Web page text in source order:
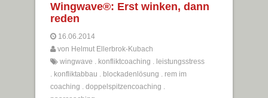
Wingwave®: Erst winken, dann
reden
16.06.2014
von Helmut Ellerbrok-Kubach
wingwave . konfliktcoaching . leistungsstress
. konfliktabbau . blockadenlösung . rem im
coaching . doppelspitzencoaching .